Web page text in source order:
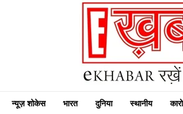
न्यूज़ शोकेस भारत दुनिया स्थानीय